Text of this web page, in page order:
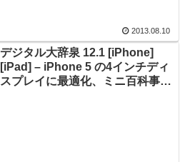
2013.08.10
デジタル大辞泉 12.1 [iPhone]
[iPad] – iPhone 5 の4インチディ
スプレイに最適化、ミニ百科事典